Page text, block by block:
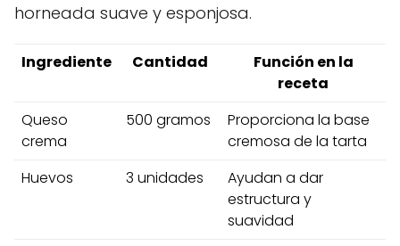
horneada suave y esponjosa.
Ingrediente Cantidad
Función en la
receta
Queso
crema
500 gramos
Proporciona la base
cremosa de la tarta
Huevos
3 unidades
Ayudan a dar
estructura y
suavidad